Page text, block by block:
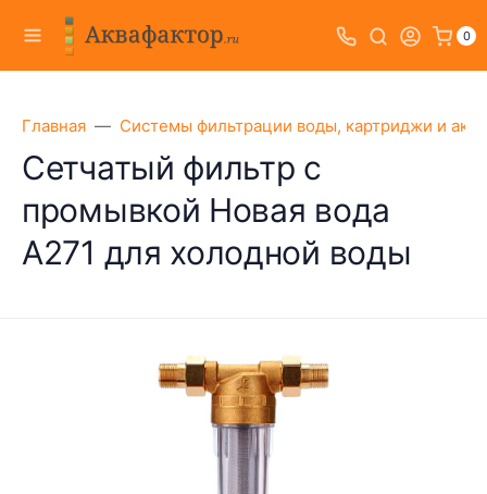
0
Главная Системы фильтрации воды, картриджи и
Сетчатый фильтр с
промывкой Новая вода
A271 для холодной воды